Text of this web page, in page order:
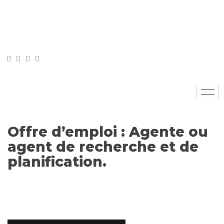
Offre d’emploi : Agente ou
agent de recherche et de
planification.